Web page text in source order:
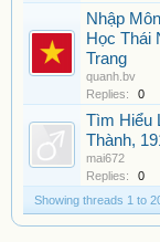
Nhập
Học Thái
Trang
quanh.bv
Replies:
0
Tìm Hiểu
Thành,
mai672
Replies:
0
Showing threads 1 to